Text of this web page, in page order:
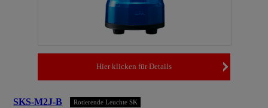
Hier klicken für Details
SKS-M2J-B Rotierende Leuchte SK